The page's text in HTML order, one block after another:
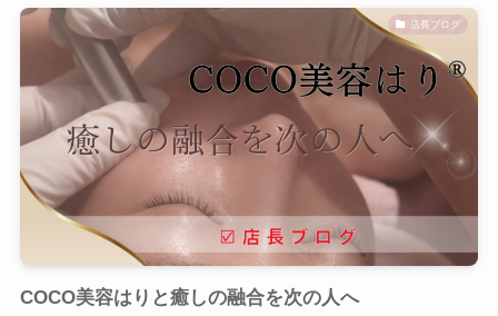
店長ブログ
COCO美容はりと癒しの融合を次の人へ